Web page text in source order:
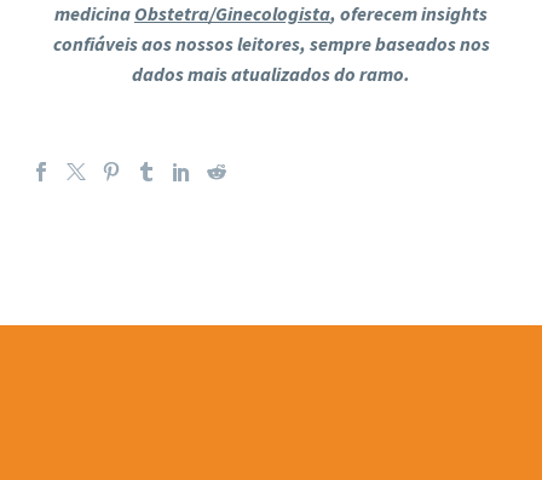
medicina Obstetra/Ginecologista, oferecem insights
confiáveis aos nossos leitores, sempre baseados nos
dados mais atualizados do ramo.